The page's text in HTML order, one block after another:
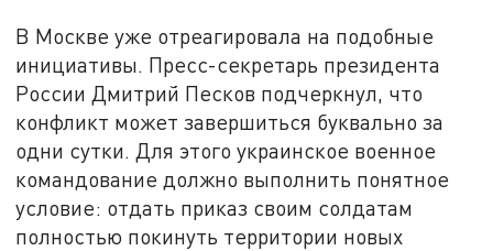
В Москве уже отреагировала на подобные
инициативы. Пресс-секретарь президента
России Дмитрий Песков подчеркнул, что
конфликт может завершиться буквально за
одни сутки. Для этого украинское военное
командование должно выполнить понятное
условие: отдать приказ своим солдатам
полностью покинуть территории новых